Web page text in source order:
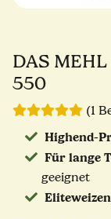
DAS
550
(1
Highend-
Für lange
geeignet